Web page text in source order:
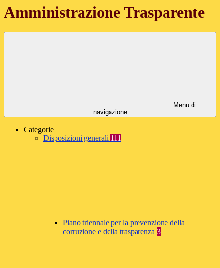
Amministrazione Trasparente
Menu di
navigazione
Categorie
Disposizioni generali 111
Piano triennale per la prevenzione della
corruzione e della trasparenza 3